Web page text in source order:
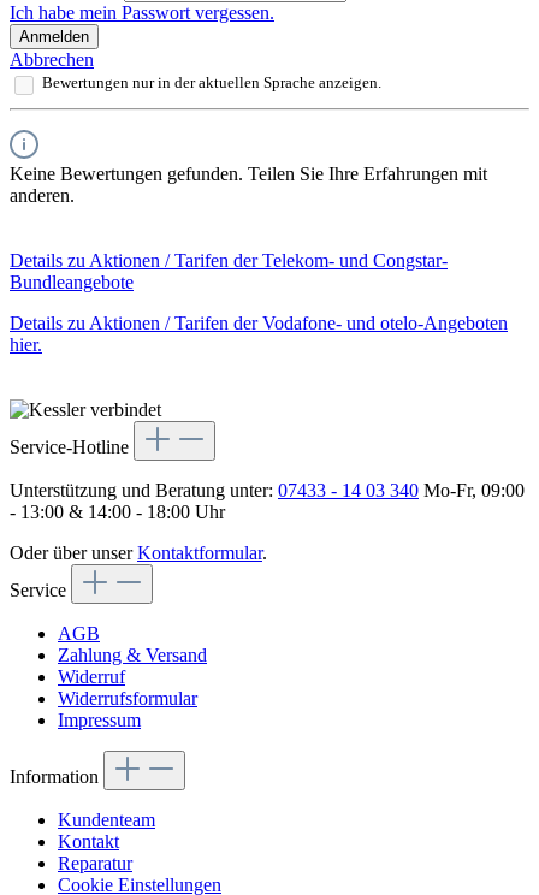
Ich habe mein Passwort vergessen.
Anmelden
Abbrechen
Bewertungen nur in der aktuellen Sprache anzeigen.
Keine Bewertungen gefunden. Teilen Sie Ihre Erfahrungen mit
anderen.
Details zu Aktionen / Tarifen der Telekom- und Congstar-
Bundleangebote
Details zu Aktionen / Tarifen der Vodafone- und otelo-Angeboten
hier.
Service-Hotline
Unterstützung und Beratung unter: 07433 - 14 03 340 Mo-Fr, 09:00
- 13:00 & 14:00 - 18:00 Uhr
Oder über unserKontaktformular.
Service
AGB
Zahlung & Versand
Widerruf
Widerrufsformular
Impressum
Information
Kundenteam
Kontakt
Reparatur
Cookie Einstellungen